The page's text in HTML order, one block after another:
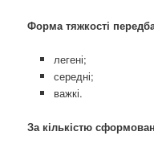
Форма тяжкості
легені;
середні;
важкі.
За кількістю